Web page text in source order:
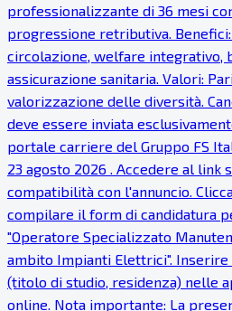
professionalizzante di 36 mesi
progressione retributiva.
circolazione, welfare integrativo,
assicurazione sanitaria. Valori:
valorizzazione delle diversità.
deve essere inviata
portale carriere del Gruppo FS
23 agosto 2026 . Accedere al
compatibilità con l'annuncio.
compilare il form di candidatura
"Operatore Specializzato
ambito Impianti Elettrici".
(titolo di studio, residenza) nelle
online. Nota importante: La